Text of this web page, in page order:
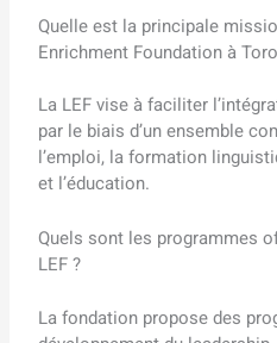
Quelle est la principale
Enrichment Foundation à
La LEF vise à faciliter
par le biais d’un ensemble
l’emploi, la formation
et l’éducation.
Quels sont les programmes
LEF ?
La fondation propose des